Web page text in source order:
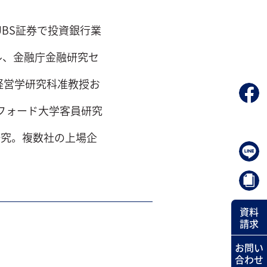
証券で投資銀行業
金融庁金融研究セ
学研究科准教授お
ォード大学客員研究
。複数社の上場企
資料
請求
お問い
合わせ